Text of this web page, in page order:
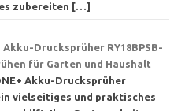
zubereiten […]
Akku-Drucksprüher RY18BPSB-
für Garten und Haushalt
Akku-Drucksprüher
vielseitiges und praktisches